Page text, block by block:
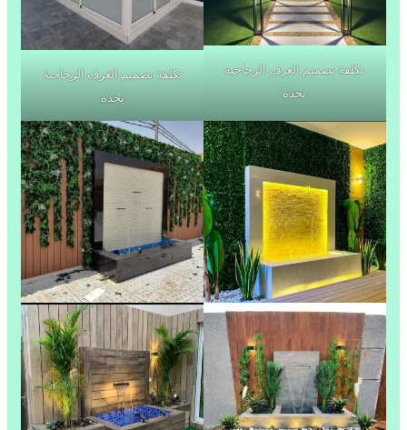
تكلفة تصميم الغرف الزجاجية
بجدة
تكلفة تصميم الغرف الزجاجية
بجدة